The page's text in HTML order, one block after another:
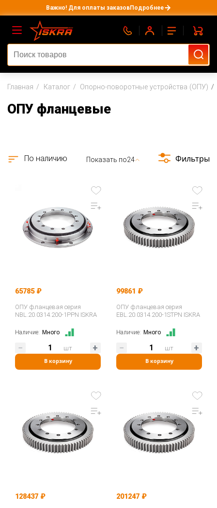
Важно! Для оплаты заказовПодробнее
Главная Каталог Опорно-поворотные устройства (ОПУ)
ОПУ фланцевые
Показать по24
По наличию Фильтры
65785 ₽
ОПУ фланцевая серия
NBL.20.0314.200-1PPN ISKRA
Наличие: Много
В корзину
шт
99861 ₽
ОПУ фланцевая серия
EBL.20.0314.200-1STPN ISKRA
Наличие: Много
В корзину
шт
128437 ₽ 201247 ₽